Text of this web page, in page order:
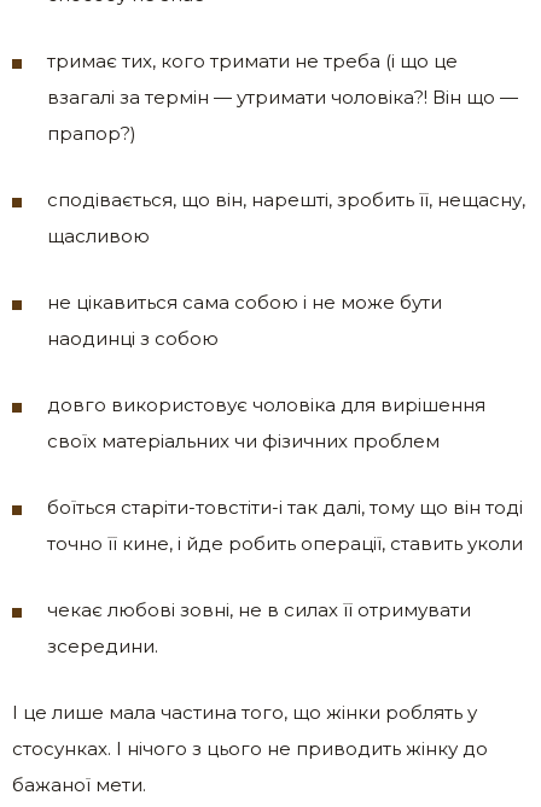
тримає тих, кого тримати не треба (і що це
взагалі за термін — утримати чоловіка?! Він що —
прапор?)
сподівається, що він, нарешті, зробить її, нещасну,
щасливою
не цікавиться сама собою і не може бути
наодинці з собою
довго використовує чоловіка для вирішення
своїх матеріальних чи фізичних проблем
боїться старіти-товстіти-і так далі, тому що він тоді
точно її кине, і йде робить операції, ставить уколи
чекає любові зовні, не в силах її отримувати
зсередини.
І це лише мала частина того, що жінки роблять у
стосунках. І нічого з цього не приводить жінку до
бажаної мети.